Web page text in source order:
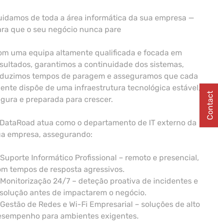
de toda a área informática da sua empresa —
que o seu negócio nunca pare
uma equipa altamente qualificada e focada em
garantimos a continuidade dos sistemas,
tempos de paragem e asseguramos que cada
dispõe de uma infraestrutura tecnológica estável,
e preparada para crescer.
atua como o departamento de IT externo da
empresa, assegurando:
Informático Profissional – remoto e presencial,
tempos de resposta agressivos.
24/7 – deteção proativa de incidentes e
antes de impactarem o negócio.
de Redes e Wi-Fi Empresarial – soluções de alto
para ambientes exigentes.
Contact